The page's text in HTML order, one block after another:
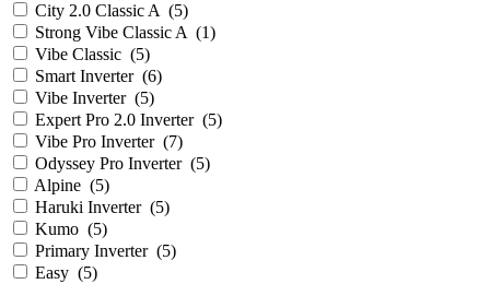
City 2.0 Classic A (5)
Strong Vibe Classic A (1)
Vibe Classic (5)
Smart Inverter (6)
Vibe Inverter (5)
Expert Pro 2.0 Inverter (5)
Vibe Pro Inverter (7)
Odyssey Pro Inverter (5)
Alpine (5)
Haruki Inverter (5)
Kumo (5)
Primary Inverter (5)
Easy (5)